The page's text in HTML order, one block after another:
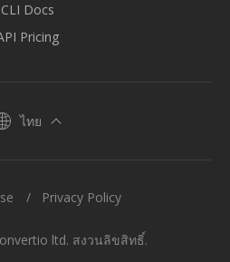
CLI Docs
Pricing
ไทย
ltd. สงวนลิขสิทธิ์.
Privacy Policy